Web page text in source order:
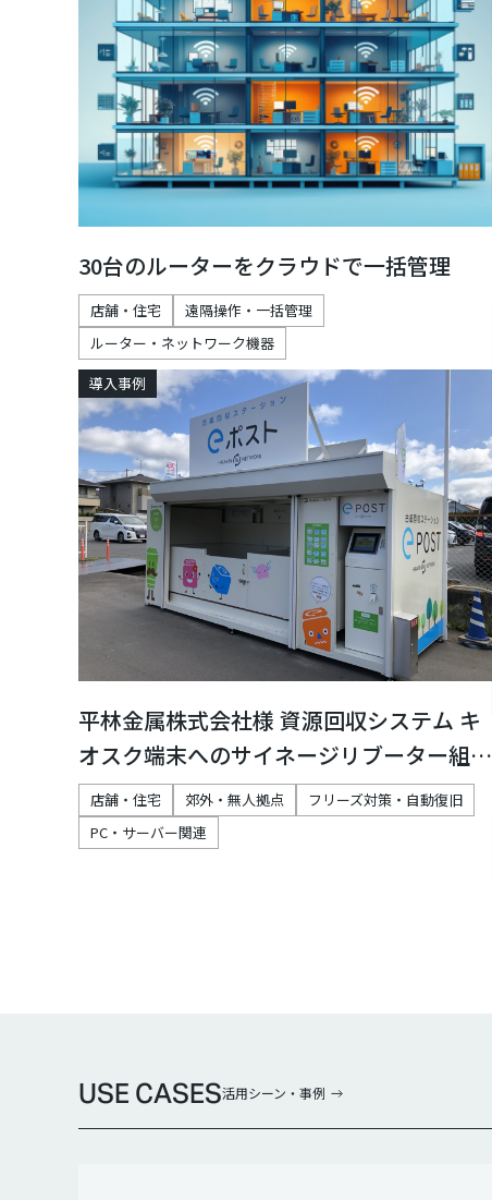
30台のルーターをクラウドで一括管理
店舗・住宅
遠隔操作・一括管理
ルーター・ネットワーク機器
導入事例
平林金属株式会社様 資源回収システム キ
オスク端末へのサイネージリブーター組込
み店舗・住宅 郊外・無人拠点
フリーズ対策・自動復旧
PC・サーバー関連
USE CASES活用シーン・事例